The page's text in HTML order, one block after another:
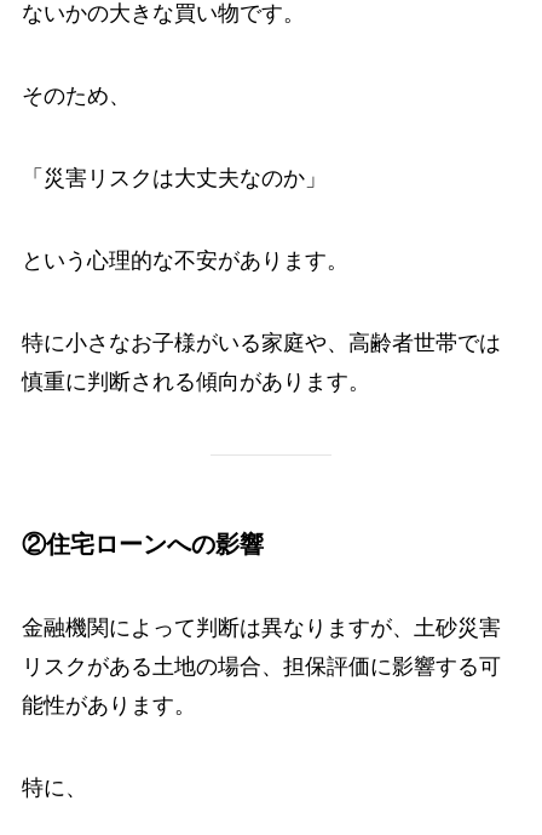
ないかの大きな買い物です。
そのため、
「災害リスクは大丈夫なのか」
という心理的な不安があります。
特に小さなお子様がいる家庭や、高齢者世帯では
慎重に判断される傾向があります。
②住宅ローンへの影響
金融機関によって判断は異なりますが、土砂災害
リスクがある土地の場合、担保評価に影響する可
能性があります。
特に、